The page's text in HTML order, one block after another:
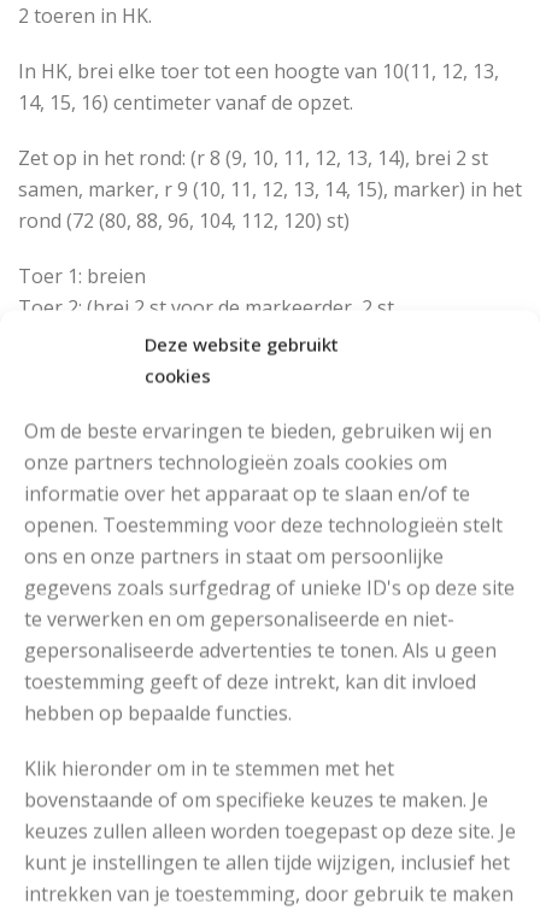
Deze website gebruikt
cookies
Om de beste ervaringen te bieden, gebruiken wij en
onze partners technologieën zoals cookies om
informatie over het apparaat op te slaan en/of te
openen. Toestemming voor deze technologieën stelt
ons en onze partners in staat om persoonlijke
gegevens zoals surfgedrag of unieke ID's op deze site
te verwerken en om gepersonaliseerde en niet-
gepersonaliseerde advertenties te tonen. Als u geen
toestemming geeft of deze intrekt, kan dit invloed
hebben op bepaalde functies.
Klik hieronder om in te stemmen met het
bovenstaande of om specifieke keuzes te maken. Je
keuzes zullen alleen worden toegepast op deze site. Je
kunt je instellingen te allen tijde wijzigen, inclusief het
intrekken van je toestemming, door gebruik te maken
2 toeren in HK.
In HK, brei elke toer tot een hoogte van 10(11, 12, 13,
14, 15, 16) centimeter vanaf de opzet.
Zet op in het rond: (r 8 (9, 10, 11, 12, 13, 14), brei 2 st
samen, marker, r 9 (10, 11, 12, 13, 14, 15), marker) in het
rond (72 (80, 88, 96, 104, 112, 120) st)
Toer 1: breien
Toer 2: (brei 2 st voor de markeerder, 2 st
samenbreien) in het rond
over blijven (6
st in elke sectie). Brei dan toer 2 vier keer, tot 16 st over
blijven.
Volgende toer: (2 st samenbreien) in het rond (8 st)
Breek het garen af en sluit de muts af door met de
overgebleven st, verwijder de markers.